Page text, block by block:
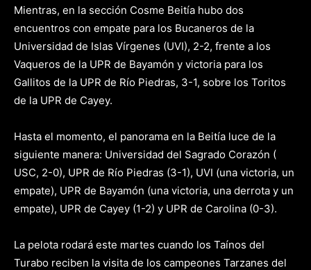
Mientras, en la sección Cosme Beitía hubo dos
encuentros con empate para los Bucaneros de la
Universidad de Islas Vírgenes (UVI), 2-2, frente a los
Vaqueros de la UPR de Bayamón y victoria para los
Gallitos de la UPR de Río Piedras, 3-1, sobre los Toritos
de la UPR de Cayey.
Hasta el momento, el panorama en la Beitía luce de la
siguiente manera: Universidad del Sagrado Corazón (
USC, 2-0), UPR de Río Piedras (3-1), UVI (una victoria, un
empate), UPR de Bayamón (una victoria, una derrota y un
empate), UPR de Cayey (1-2) y UPR de Carolina (0-3).
La pelota rodará este martes cuando los Taínos del
Turabo reciben la visita de los campeones Tarzanes del